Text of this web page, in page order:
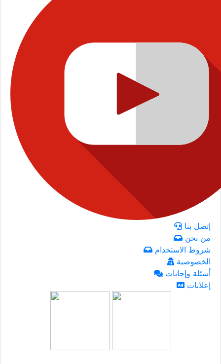
إتصل بنا
من نحن
شروط الاستخدام
الخصوصية
أسئلة وإجابات
إعلانات